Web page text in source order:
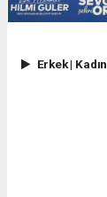
Erkek| Kadın